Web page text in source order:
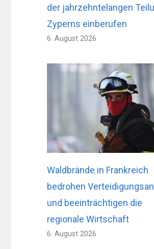
der jahrzehntelangen
Zyperns einberufen
6. August 2026
Waldbrände in Frankreich
bedrohen
und beeinträchtigen die
regionale Wirtschaft
6. August 2026